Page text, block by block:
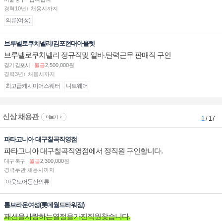
경력10년↑ 채용시까지
의류(여성)
브루넬로쿠치넬리/김포현대아울렛
브루넬로쿠치넬리 정규직및 알바.탄력근무 판매직 구인
경기 김포시 월급2,500,000원
경력3년↑ 채용시까지
최고급캐시미어스웨터 니트웨어
신상 채용관 더보기 1/ 17
파타고니아 대구칠곡직영점
파타고니아 대구칠곡직영점에서 정직원 구인합니다.
대구 북구 월급2,300,000원
경력무관 채용시까지
아웃도어등산의류
톰브라운여성(롯데월드타워점)
패션을사랑하는열정을가진직원찾습니다.